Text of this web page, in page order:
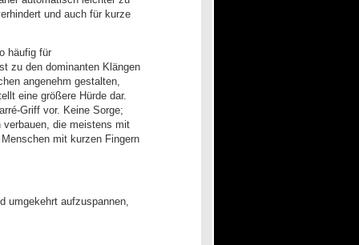
und auch für kurze
häufig für
zu den dominanten Klängen
angenehm gestalten,
eine größere Hürde dar.
Griff vor. Keine Sorge;
die meistens mit
mit kurzen Fingern
umgekehrt aufzuspannen,